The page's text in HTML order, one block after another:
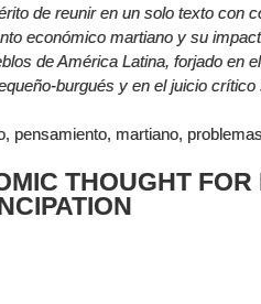
de reunir en un solo texto con
económico martiano y su
de América Latina, forjado en
burgués y en el juicio
pensamiento, martiano,
THOUGHT